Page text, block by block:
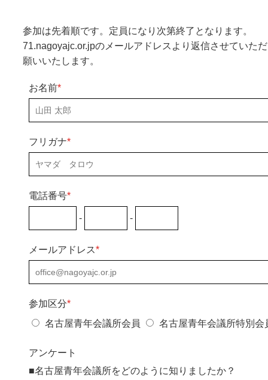
参加は先着順です。定員になり次第終了となります。
71.nagoyajc.or.jpのメールアドレスより返信させていた
願いいたします。
お名前*
フリガナ*
電話番号*
- -
メールアドレス*
参加区分*
名古屋青年会議所会員
名古屋青年会議所特別会
アンケート
■名古屋青年会議所をどのように知りましたか？